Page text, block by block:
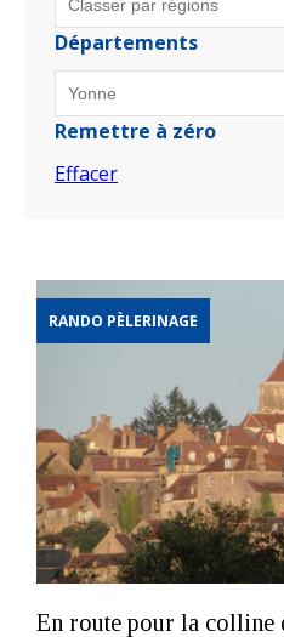
Départements
Remettre à zéro
Effacer
RANDO PÈLERINAGE
En route pour la colline